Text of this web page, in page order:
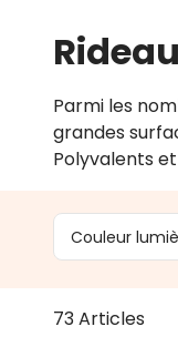
Parmi les
grandes
Polyvalents
Couleur
73 Articles